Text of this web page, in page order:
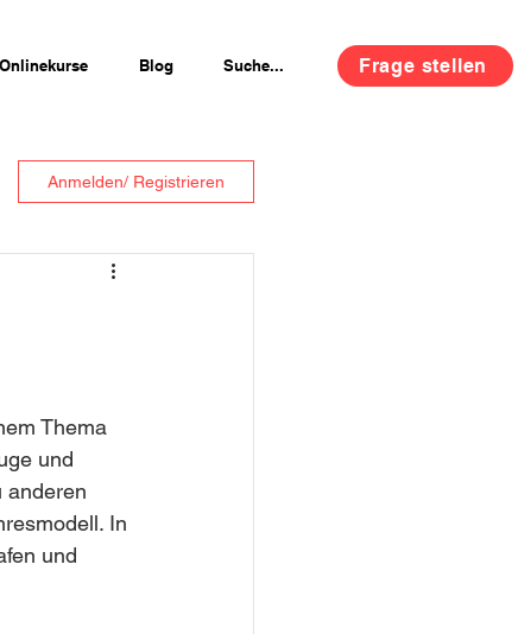
Onlinekurse Blog Suche... Frage stellen
Anmelden/ Registrieren
Thema
und
anderen
In
und